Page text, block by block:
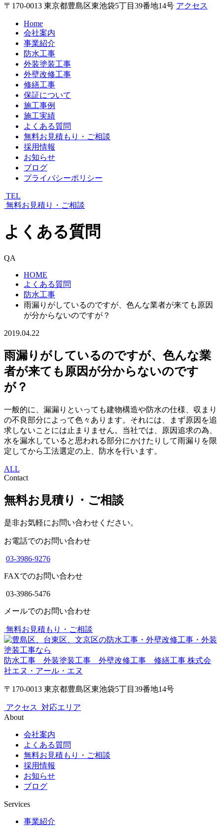
〒170-0013 東京都豊島区東池袋5丁目39番地14号 アクセス
Home
会社案内
事業紹介
防水工事
外装塗装工事
外壁改修工事
修繕工事
保証について
施工事例
施工実績
よくある質問
無料お見積もり・ご相談
採用情報
お知らせ
ブログ
プライバシーポリシー
TEL
無料お見積り・ご相談
よくある質問
QA
HOME
よくある質問
防水工事
雨漏りがしているのですが、色んな業者が来ても原因
が分からないのですが？
2019.04.22
雨漏りがしているのですが、色んな業
者が来ても原因が分からないのです
が？
一般的に、漏漏りといっても建物構造や防水の仕様、収まり
の不良部分によって色々あります。それには、まず原因を追
求しないことには止まりません。当社では、原因追求の為、
水を漏水していると思われる部分にかけたりして雨漏りを限
定してから工法選定の上、防水を行います。
ALL
Contact
無料お見積り・ご相談
是非お気軽にお問い合わせください。
お電話でのお問い合わせ
03-3986-9276
FAXでのお問い合わせ
03-3986-5476
メールでのお問い合わせ
無料お見積もり・ご相談
防水工事 外装塗装工事 外壁改修工事 修繕工事 株式会
社エヌ・アール・エヌ
〒170-0013 東京都豊島区東池袋5丁目39番地14号
アクセス 対応エリア
About
会社案内
よくある質問
無料お見積もり・ご相談
採用情報
お知らせ
ブログ
Services
事業紹介